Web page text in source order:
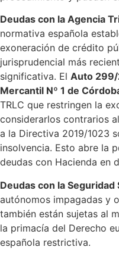
Deudas con la Agencia
normativa española
exoneración de crédito
jurisprudencial más
significativa. El Auto 299/
Mercantil Nº 1 de
TRLC que restringen la
considerarlos contrarios
a la Directiva 2019/1023
insolvencia. Esto abre la
deudas con Hacienda en
Deudas con la Seguridad
autónomos impagadas y
también están sujetas al
la primacía del Derecho
española restrictiva.